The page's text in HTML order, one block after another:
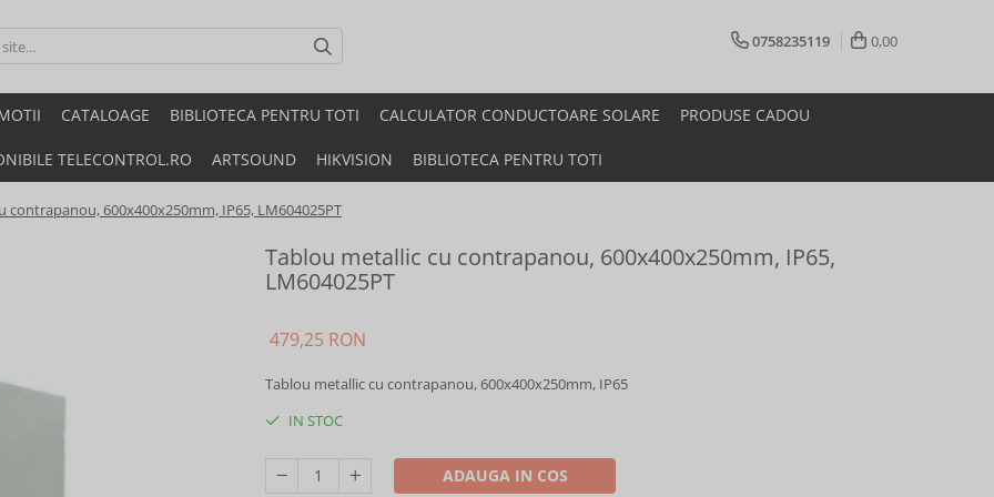
0758235119 0,00
CATALOAGE BIBLIOTECA PENTRU TOTI CALCULATOR CONDUCTOARE SOLARE PRODUSE CADOU
TELECONTROL.RO ARTSOUND HIKVISION BIBLIOTECA PENTRU TOTI
contrapanou, 600x400x250mm, IP65, LM604025PT
Tablou metallic cu contrapanou, 600x400x250mm, IP65,
LM604025PT
479,25 RON
Tablou metallic cu contrapanou, 600x400x250mm, IP65
IN STOC
ADAUGA IN COS